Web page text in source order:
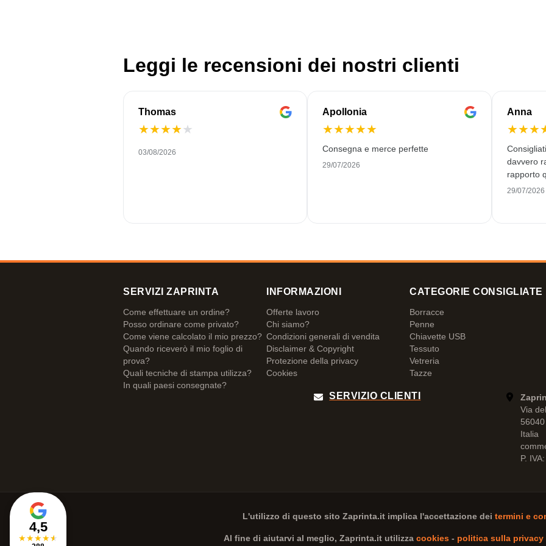
Leggi le recensioni dei nostri clienti
Thomas
★★★★★
03/08/2026
Apollonia
★★★★★
Consegna e merce perfette
29/07/2026
Anna
★★★
davvero
rapporto
29/07/2026
4,5
★★★★★
SERVIZI ZAPRINTA
Come effettuare un ordine?
Posso ordinare come privato?
Come viene calcolato il mio prezzo?
Quando riceverò il mio foglio di
prova?
Quali tecniche di stampa utilizza?
In quali paesi consegnate?
INFORMAZIONI
Offerte lavoro
Chi siamo?
Condizioni generali di vendita
Disclaimer & Copyright
Protezione della privacy
Cookies
CATEGORIE CONSIGLIATE
Borracce
Penne
Chiavette USB
Tessuto
Vetreria
Tazze
SERVIZIO CLIENTI
Via
Italia
P.
L'utilizzo di questo sito Zaprinta.itimplica l'accettazione dei termini e
Al fine di aiutarvi al meglio, Zaprinta.itutilizza cookies- politica sulla privacy